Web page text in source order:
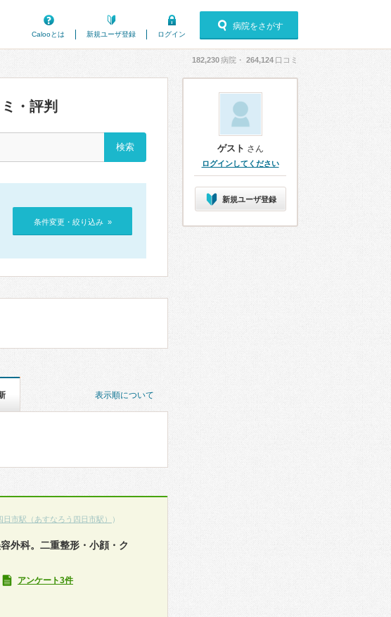
Calooとは
新規ユーザ登録 ログイン
病院をさがす
182,230病院・ 264,124 口コミ
・評判
条件変更・絞り込み »
表示順について
日市駅（あすなろう四日市駅） ）
外科。二重整形・小顔・ク
アンケート3件
ゲスト さん
ログインしてください
新規ユーザ登録